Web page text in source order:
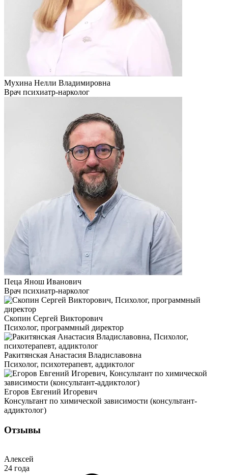
Мухина Нелли Владимировна
Врач психиатр-нарколог
Пеца Янош Иванович
Врач психиатр-нарколог
Скопин Сергей Викторович
Психолог, программный директор
Ракитянская Анастасия Владиславовна
Психолог, психотерапевт, аддиктолог
Егоров Евгений Игоревич
Консультант по химической зависимости (консультант-
аддиктолог)
Отзывы
Алексей
24 года